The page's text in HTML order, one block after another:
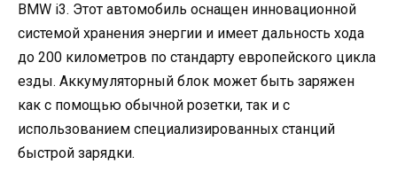
BMW i3. Этот автомобиль оснащен инновационной
системой хранения энергии и имеет дальность хода
до 200 километров по стандарту европейского цикла
езды. Аккумуляторный блок может быть заряжен
как с помощью обычной розетки, так и с
использованием специализированных станций
быстрой зарядки.